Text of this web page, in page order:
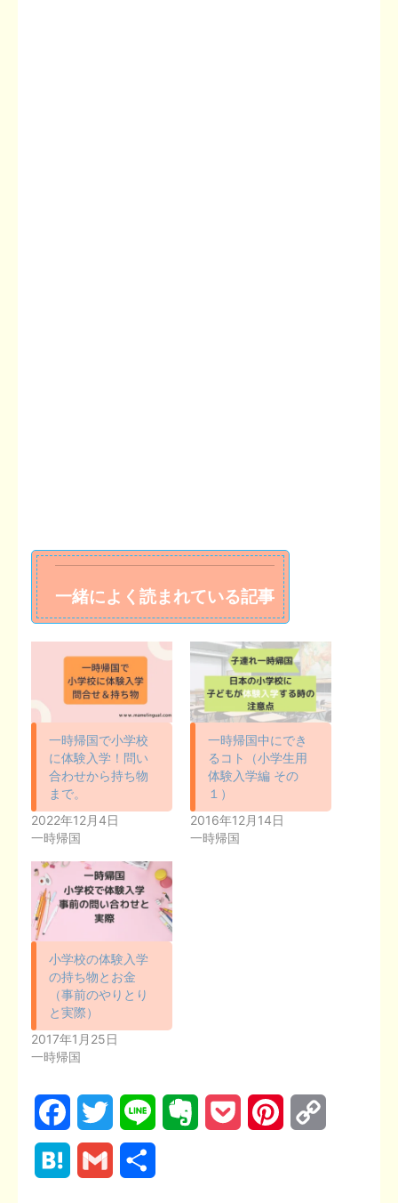
一緒によく読まれている記事
一時帰国で小学校
に体験入学！問い
合わせから持ち物
まで。
2022年12月4日
一時帰国
一時帰国中にでき
るコト（小学生用
体験入学編 その
１）
2016年12月14日
一時帰国
小学校の体験入学
の持ち物とお金
（事前のやりとり
と実際）
2017年1月25日
一時帰国
a
w